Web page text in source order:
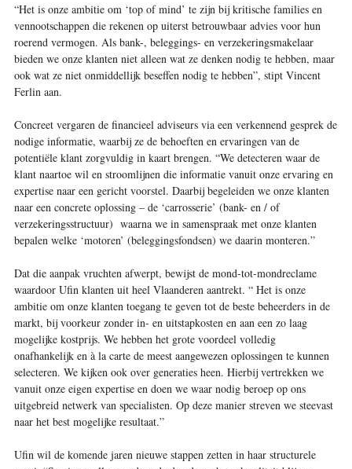
“Het is onze ambitie om ‘top of mind’ te zijn bij kritische families en
vennootschappen die rekenen op uiterst betrouwbaar advies voor hun
roerend vermogen. Als bank-, beleggings- en verzekeringsmakelaar
bieden we onze klanten niet alleen wat ze denken nodig te hebben, maar
ook wat ze niet onmiddellijk beseffen nodig te hebben”, stipt Vincent
Ferlin aan.
Concreet vergaren de financieel adviseurs via een verkennend gesprek de
nodige informatie, waarbij ze de behoeften en ervaringen van de
potentiële klant zorgvuldig in kaart brengen. “We detecteren waar de
klant naartoe wil en stroomlijnen die informatie vanuit onze ervaring en
expertise naar een gericht voorstel. Daarbij begeleiden we onze klanten
naar een concrete oplossing – de ‘carrosserie’ (bank- en / of
verzekeringsstructuur) waarna we in samenspraak met onze klanten
bepalen welke ‘motoren’ (beleggingsfondsen) we daarin monteren.”
Dat die aanpak vruchten afwerpt, bewijst de mond-tot-mondreclame
waardoor Ufin klanten uit heel Vlaanderen aantrekt. “ Het is onze
ambitie om onze klanten toegang te geven tot de beste beheerders in de
markt, bij voorkeur zonder in- en uitstapkosten en aan een zo laag
mogelijke kostprijs. We hebben het grote voordeel volledig
onafhankelijk en à la carte de meest aangewezen oplossingen te kunnen
selecteren. We kijken ook over generaties heen. Hierbij vertrekken we
vanuit onze eigen expertise en doen we waar nodig beroep op ons
uitgebreid netwerk van specialisten. Op deze manier streven we steevast
naar het best mogelijke resultaat.”
Ufin wil de komende jaren nieuwe stappen zetten in haar structurele